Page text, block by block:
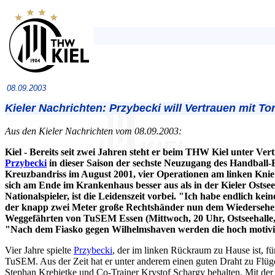
08.09.2003
Kieler Nachrichten: Przybecki will Vertrauen mit
Aus den Kieler Nachrichten vom 08.09.2003:
Kiel - Bereits seit zwei Jahren steht er beim THW Kiel unter
Przybecki in dieser Saison der sechste Neuzugang des
Kreuzbandriss im August 2001, vier Operationen am linken
sich am Ende im Krankenhaus besser aus als in der Kieler
Nationalspieler, ist die Leidenszeit vorbei. "Ich habe endlich
der knapp zwei Meter große Rechtshänder nun dem
Weggefährten von TuSEM Essen (Mittwoch, 20 Uhr,
"Nach dem Fiasko gegen Wilhelmshaven werden die hoch
Vier Jahre spielte Przybecki, der im linken Rückraum zu Hause ist,
TuSEM. Aus der Zeit hat er unter anderem einen guten Draht zu
Stephan Krebietke und Co-Trainer Krystof Schargy behalten. Mit der